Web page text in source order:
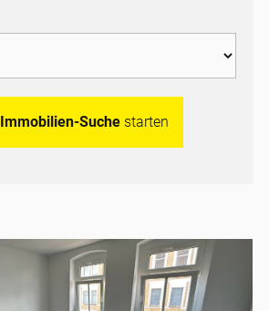
Immobilien-Suche starten